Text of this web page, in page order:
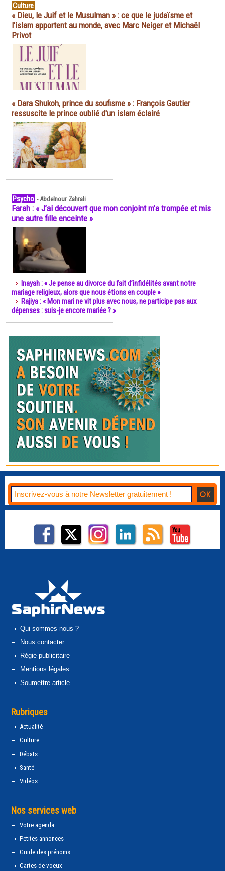
Culture
« Dieu, le Juif et le Musulman » : ce que le judaïsme et
l'islam apportent au monde, avec Marc Neiger et Michaël
Privot
« Dara Shukoh, prince du soufisme » : François Gautier
ressuscite le prince oublié d'un islam éclairé
Psycho -Abdelnour Zahrali
Farah : « J’ai découvert que mon conjoint m’a trompée et mis
une autre fille enceinte »
Inayah : « Je pense au divorce du fait d’infidélités avant notre
mariage religieux, alors que nous étions en couple »
Rajiya : « Mon mari ne vit plus avec nous, ne participe pas aux
dépenses : suis-je encore mariée ? »
Qui sommes-nous ?
Nous contacter
Régie publicitaire
Mentions légales
Soumettre article
Rubriques
Actualité
Culture
Débats
Santé
Vidéos
Nos services web
Votre agenda
Petites annonces
Guide des prénoms
Cartes de voeux